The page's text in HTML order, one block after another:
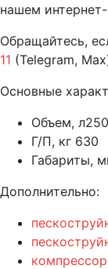
нашем
Обращайтесь,
11 (Telegram,
Основные
Объем, л250
Г/П, кг 630
Габариты,
Дополнительно: